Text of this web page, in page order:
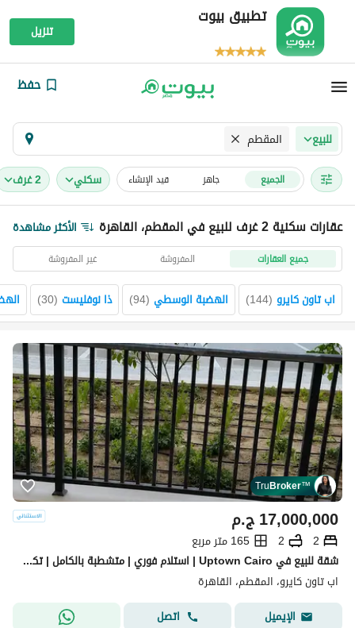
تطبيق بيوت
تنزيل
حفظ
للبيع المقطم
الجميع جاهز قيد الإنشاء سكني 2 غرف
عقارات سكنية 2 غرف للبيع في المقطم، القاهرة الأكثر مشاهدة
جميع العقارات المفروشة غير المفروشة
اب تاون كايرو (
144
) الهضبة الوسطي (
94
) ذا نوفليست (
30
)
TruBroker™
ج.م17,000,000
2
2
165 متر مربع
شقة للبيع في Uptown Cairo | استلام فوري | متشطبة بالكامل | تكييفات | دور أرضي بموقع مميز
اب تاون كايرو، المقطم، القاهرة
الإيميل
اتصل